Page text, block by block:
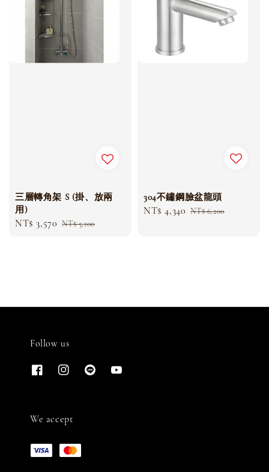
三層轉角架 S (掛、放兩
用)
Sale
NT$ 3,570 Regular
NT$ 5,100
304不鏽鋼臉盆龍頭
Sale
NT$ 4,340 Regular
NT$ 6,200
Follow us
We accept